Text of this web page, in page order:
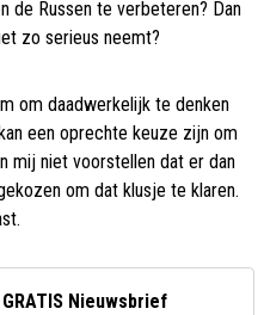
de Russen te verbeteren? Dan
zo serieus neemt?
om daadwerkelijk te denken
een oprechte keuze zijn om
mij niet voorstellen dat er dan
om dat klusje te klaren.
Nieuwsbrief